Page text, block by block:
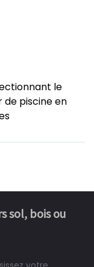
le
de piscine en
sol, bois ou